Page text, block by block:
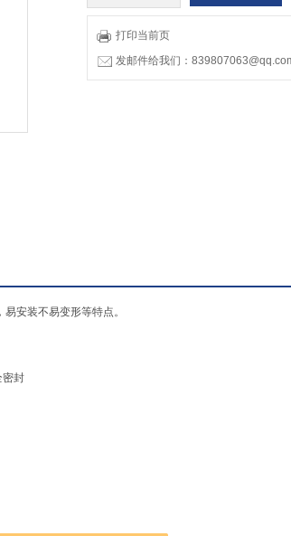
打印当前页
发邮件给我们：
安装不易变形等特点。
密封